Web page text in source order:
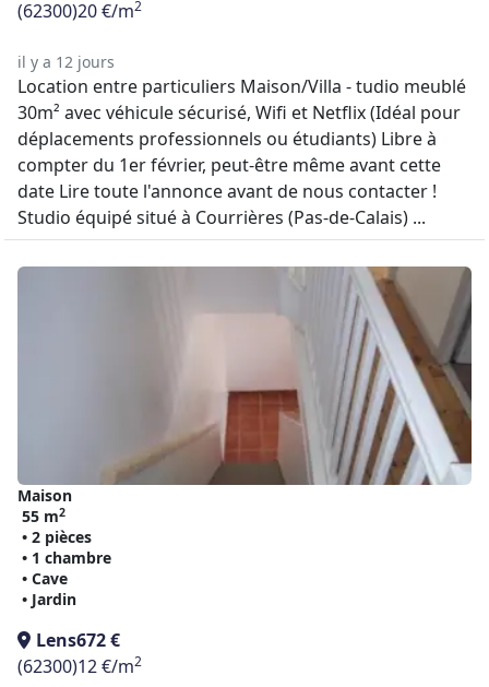
(62300)20 €/m2
il y a 12 jours
Location entre particuliers Maison/Villa - tudio meublé
30m² avec véhicule sécurisé, Wifi et Netflix (Idéal pour
déplacements professionnels ou étudiants) Libre à
compter du 1er février, peut-être même avant cette
date Lire toute l'annonce avant de nous contacter !
Studio équipé situé à Courrières (Pas-de-Calais) ...
Maison
55 m2
• 2 pièces
• 1 chambre
• Cave
• Jardin
Lens672 €
(62300)12 €/m2